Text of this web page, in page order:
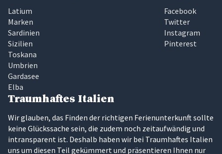
Latium
Marken
Sardinien
Sizilien
Toskana
Umbrien
Gardasee
Elba
Facebook
Twitter
Instagram
Pinterest
Traumhaftes Italien
Wir glauben, das Finden der richtigen Ferienunterkunft sollte
keine Glückssache sein, die zudem noch zeitaufwändig und
intransparent ist. Deshalb haben wir bei Traumhaftes Italien
uns um diesen Teil gekümmert und präsentieren Ihnen nur